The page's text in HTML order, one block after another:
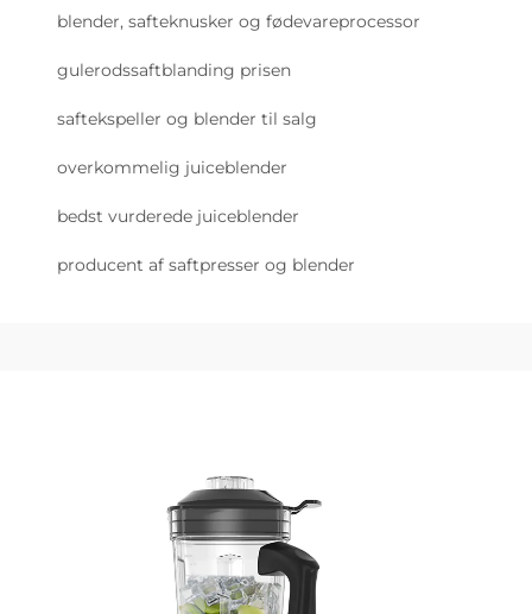
blender, safteknusker og fødevareprocessor
gulerodssaftblanding prisen
saftekspeller og blender til salg
overkommelig juiceblender
bedst vurderede juiceblender
producent af saftpresser og blender